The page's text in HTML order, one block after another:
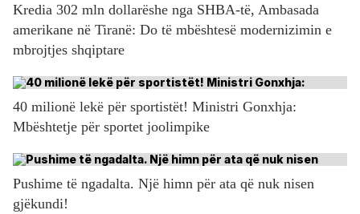
Kredia 302 mln dollarëshe nga SHBA-të, Ambasada
amerikane në Tiranë: Do të mbështesë modernizimin e
mbrojtjes shqiptare
40 milionë lekë për sportistët! Ministri Gonxhja:
Mbështetje për sportet joolimpike
Pushime të ngadalta. Një himn për ata që nuk nisen
gjëkundi!